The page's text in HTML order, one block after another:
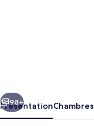
Suivant
98+
PrésentationChambres